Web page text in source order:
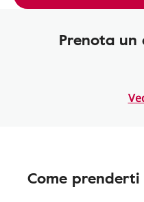
Prenota
Come